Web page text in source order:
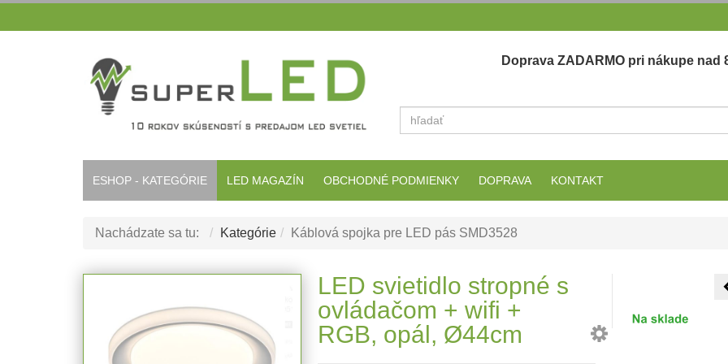
Doprava ZADARMO pri nákupe nad
Vyhľadať
ESHOP - KATEGÓRIE LED MAGAZÍN OBCHODNÉ PODMIENKY DOPRAVA KONTAKT
Nachádzate sa tu: Kategórie Káblová spojka pre LED pás SMD3528
LED svietidlo stropné s
ovládačom + wifi +
RGB, opál, Ø44cm